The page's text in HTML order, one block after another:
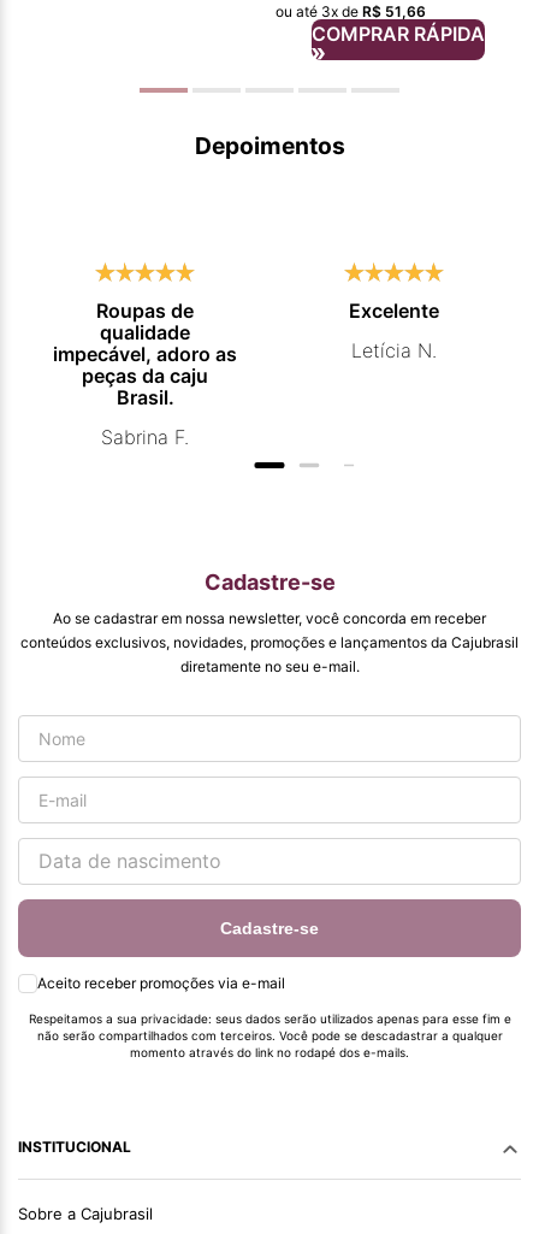
ou até 3x de R$ 51,66
COMPRAR RÁPIDA
Depoimentos
Roupas de
qualidade
impecável, adoro as
peças da caju
Brasil.
Sabrina F.
Excelente
Letícia N.
Cadastre-se
Ao se cadastrar em nossa newsletter, você concorda em receber
conteúdos exclusivos, novidades, promoções e lançamentos da Cajubrasil
diretamente no seu e-mail.
Cadastre-se
Aceito receber promoções via e-mail
Respeitamos a sua privacidade: seus dados serão utilizados apenas para esse fim e
não serão compartilhados com terceiros. Você pode se descadastrar a qualquer
momento através do link no rodapé dos e-mails.
INSTITUCIONAL
Sobre a Cajubrasil